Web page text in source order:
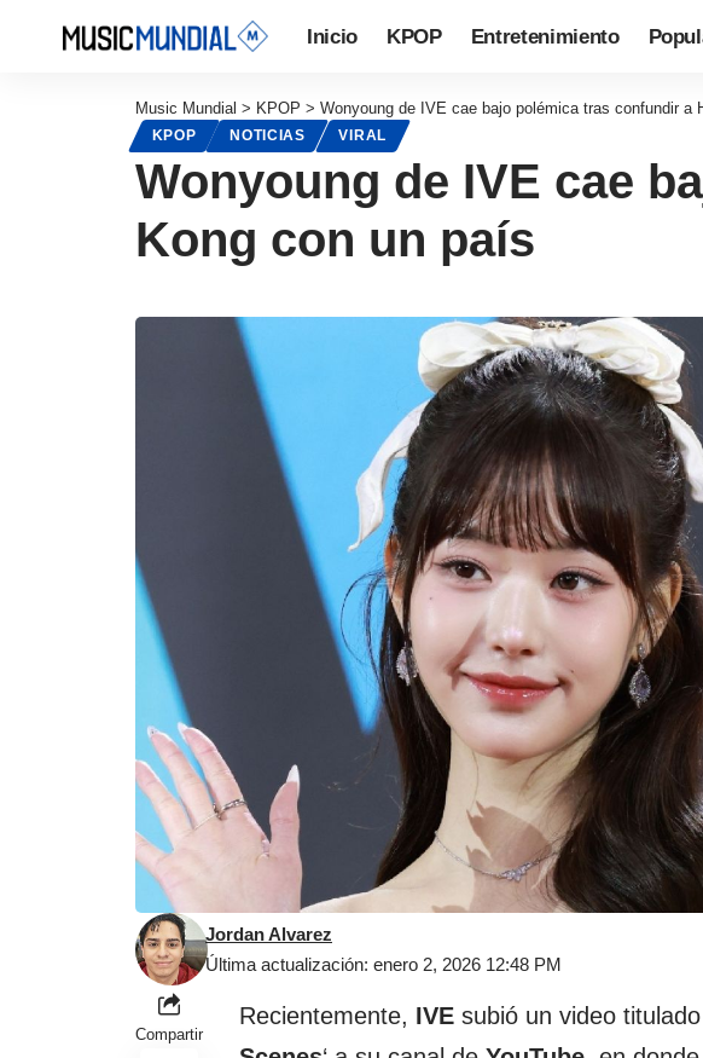
Inicio KPOP Entretenimiento
Music Mundial > KPOP > Wonyoung de IVE cae bajo polémica tras confundir a
KPOP NOTICIAS VIRAL
Wonyoung de IVE cae
Kong con un país
Última actualización: enero 2, 2026 12:48 PM
Jordan Alvarez
Compartir
Recientemente, IVE subió un video titulado